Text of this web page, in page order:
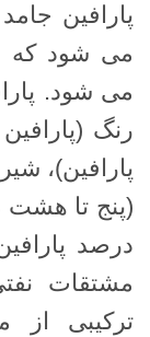
پارافین
می شود که
می شود.
رنگ
پارافین)،
(پنج تا
درصد
مشتقات
ترکیبی از